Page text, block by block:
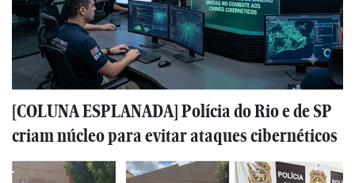
[COLUNA ESPLANADA] Polícia do Rio e de SP
criam núcleo para evitar ataques cibernéticos